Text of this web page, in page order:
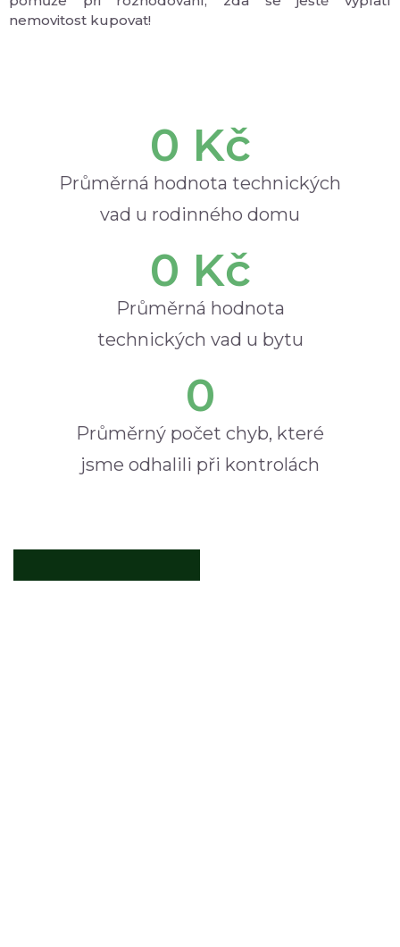
nemovitost kupovat!
0 Kč
Průměrná hodnota technických
vad u rodinného domu
0 Kč
Průměrná hodnota
technických vad u bytu
0
Průměrný počet chyb, které
jsme odhalili při kontrolách